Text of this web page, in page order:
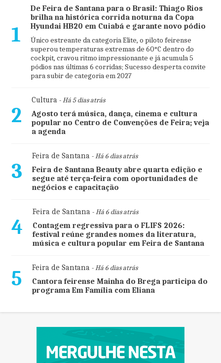
1
De Feira de Santana para o Brasil: Thiago Rios
brilha na histórica corrida noturna da Copa
Hyundai HB20 em Cuiabá e garante novo pódio
Único estreante da categoria Elite, o piloto feirense
superou temperaturas extremas de 60°C dentro do
cockpit, cravou ritmo impressionante e já acumula 5
pódios nas últimas 6 corridas; Sucesso desperta convite
para subir de categoria em 2027
2
Cultura- Há 5 dias atrás
Agosto terá música, dança, cinema e cultura
popular no Centro de Convenções de Feira; veja
a agenda
3
Feira de Santana- Há 6 dias atrás
Feira de Santana Beauty abre quarta edição e
segue até terça-feira com oportunidades de
negócios e capacitação
4
Feira de Santana- Há 6 dias atrás
Contagem regressiva para o FLIFS 2026:
festival reúne grandes nomes da literatura,
música e cultura popular em Feira de Santana
5 Feira de Santana- Há 6 dias atrás
Cantora feirense Mainha do Brega participa do
programa Em Família com Eliana